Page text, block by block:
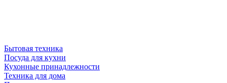
Бытовая техника
Посуда для кухни
Кухонные принадлежности
Техника для дома